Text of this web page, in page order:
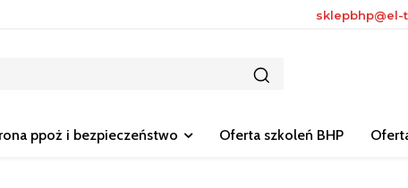
sklepbhp@el-
ppoż i bezpieczeństwo Oferta szkoleń BHP